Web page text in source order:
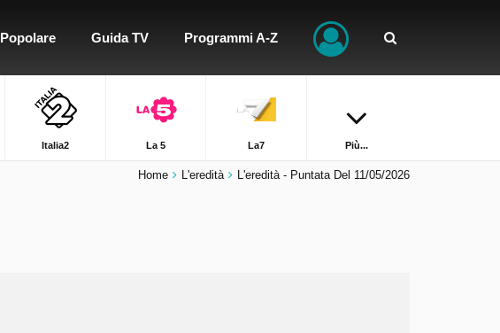
Popolare Guida TV Programmi A-Z
Italia2 La 5 La7 Più...
Home L'eredità L'eredità - Puntata Del 11/05/2026